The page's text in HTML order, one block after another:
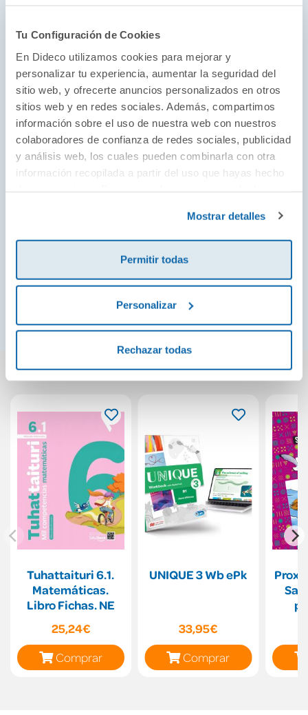
Tu Configuración de Cookies
En Dideco utilizamos cookies para mejorar y
personalizar tu experiencia, aumentar la seguridad del
sitio web, y ofrecerte anuncios personalizados en otros
sitios web y en redes sociales. Además, compartimos
información sobre el uso de nuestra web con nuestros
colaboradores de confianza de redes sociales, publicidad
y análisis web, los cuales pueden combinarla con otra
información recopilada a partir del uso que hayas hecho
Mostrar detalles
Permitir todas
Personalizar
Rechazar todas
muerte».
Variety
«Si es posible hacer una película alegre sobre la
muerte, Almodóvar lo ha logrado».
Time
«Una película reflexiva, vital e incluso radiante».
Deadline
200 páginas con las que conmoverse, deleitarse y
disfrutar a partes iguales».
Fotogramas
«Sin duda, una película para la conmoción».
También podría gustarte...
Tuhattaituri 6.1.
Matemáticas.
Libro Fichas. NE
25,24€
Comprar
UNIQUE 3 Wb ePk
33,95€
Comprar